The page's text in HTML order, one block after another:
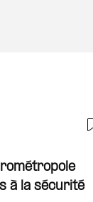
à la sécurité